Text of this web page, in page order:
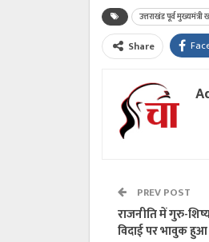
उत्तराखंड पूर्व मुख्यमंत्री
Share
PREV POST
राजनीति में गुरु-
विदाई पर भावुक हुआ